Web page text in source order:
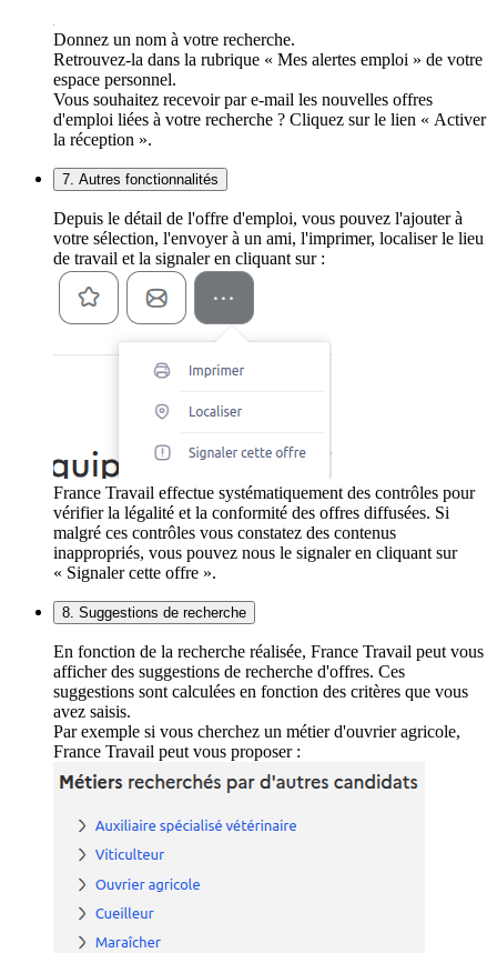
Donnez un nom à votre recherche.
Retrouvez-la dans la rubrique « Mes alertes emploi » de votre
espace personnel.
Vous souhaitez recevoir par e-mail les nouvelles offres
d'emploi liées à votre recherche ? Cliquez sur le lien « Activer
la réception ».
7. Autres fonctionnalités
Depuis le détail de l'offre d'emploi, vous pouvez l'ajouter à
votre sélection, l'envoyer à un ami, l'imprimer, localiser le lieu
de travail et la signaler en cliquant sur :
France Travail effectue systématiquement des contrôles pour
vérifier la légalité et la conformité des offres diffusées. Si
malgré ces contrôles vous constatez des contenus
inappropriés, vous pouvez nous le signaler en cliquant sur
« Signaler cette offre ».
8. Suggestions de recherche
En fonction de la recherche réalisée, France Travail peut vous
afficher des suggestions de recherche d'offres. Ces
suggestions sont calculées en fonction des critères que vous
avez saisis.
Par exemple si vous cherchez un métier d'ouvrier agricole,
France Travail peut vous proposer :